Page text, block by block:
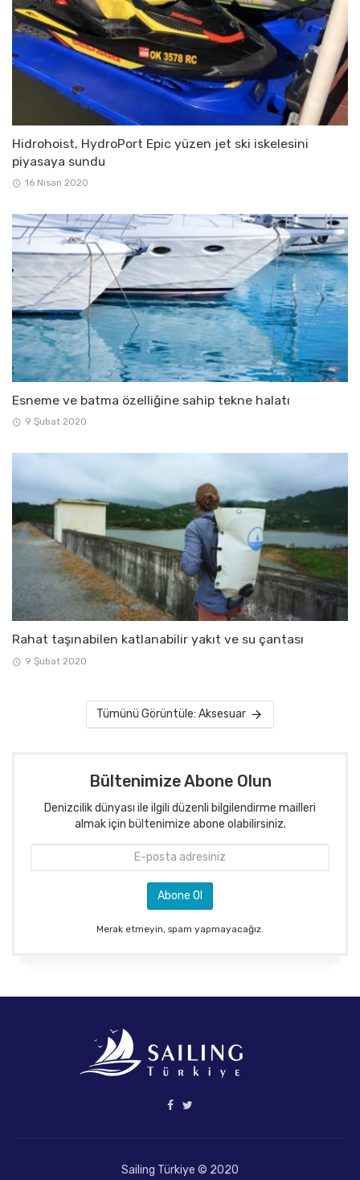
Hidrohoist, HydroPort Epic yüzen jet ski iskelesini
piyasaya sundu
16 Nisan 2020
Esneme ve batma özelliğine sahip tekne halatı
9 Şubat 2020
Rahat taşınabilen katlanabilir yakıt ve su çantası
9 Şubat 2020
Tümünü Görüntüle: Aksesuar
Bültenimize Abone Olun
Denizcilik dünyası ile ilgili düzenli bilgilendirme mailleri
almak için bültenimize abone olabilirsiniz.
Merak etmeyin, spam yapmayacağız.
Sailing Türkiye © 2020